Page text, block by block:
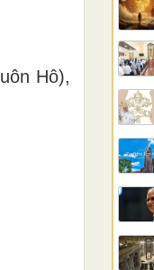
Hô),